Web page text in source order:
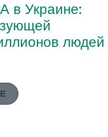
в Украине:
людей